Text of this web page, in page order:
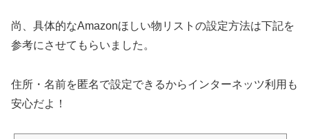
尚、具体的なAmazonほしい物リストの設定方法は下記を
参考にさせてもらいました。
住所・名前を匿名で設定できるからインターネッツ利用も
安心だよ！